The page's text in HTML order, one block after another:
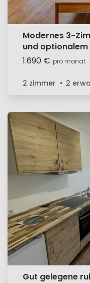
Modernes 3-
und
1.690 € pro monat
2 zimmer 2
Gut gelegene